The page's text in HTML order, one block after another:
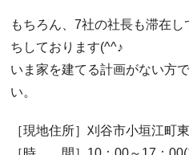
もちろん、7社の社長も滞在
ちしております(^^♪
いま家を建てる計画がない方
い。
［現地住所］刈谷市小垣江町